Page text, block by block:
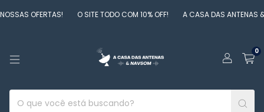
OFERTAS! O SITE TODO COM 10% OFF! A CASA DAS ANTENAS &
0